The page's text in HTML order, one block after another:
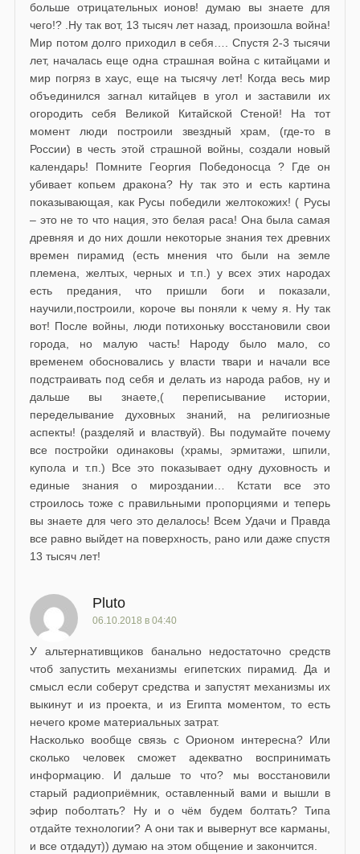
больше отрицательных ионов! думаю вы знаете для
чего!? .Ну так вот, 13 тысяч лет назад, произошла война!
Мир потом долго приходил в себя…. Спустя 2-3 тысячи
лет, началась еще одна страшная война с китайцами и
мир погряз в хаус, еще на тысячу лет! Когда весь мир
объединился загнал китайцев в угол и заставили их
огородить себя Великой Китайской Стеной! На тот
момент люди построили звездный храм, (где-то в
России) в честь этой страшной войны, создали новый
календарь! Помните Георгия Победоносца ? Где он
убивает копьем дракона? Ну так это и есть картина
показывающая, как Русы победили желтокожих! ( Русы
– это не то что нация, это белая раса! Она была самая
древняя и до них дошли некоторые знания тех древних
времен пирамид (есть мнения что были на земле
племена, желтых, черных и т.п.) у всех этих народах
есть предания, что пришли боги и показали,
научили,построили, короче вы поняли к чему я. Ну так
вот! После войны, люди потихоньку восстановили свои
города, но малую часть! Народу было мало, со
временем обосновались у власти твари и начали все
подстраивать под себя и делать из народа рабов, ну и
дальше вы знаете,( переписывание истории,
переделывание духовных знаний, на религиозные
аспекты! (разделяй и властвуй). Вы подумайте почему
все постройки одинаковы (храмы, эрмитажи, шпили,
купола и т.п.) Все это показывает одну духовность и
единые знания о мироздании… Кстати все это
строилось тоже с правильными пропорциями и теперь
вы знаете для чего это делалось! Всем Удачи и Правда
все равно выйдет на поверхность, рано или даже спустя
13 тысяч лет!
Pluto
06.10.2018 в 04:40
У альтернативщиков банально недостаточно средств
чтоб запустить механизмы египетских пирамид. Да и
смысл если соберут средства и запустят механизмы их
выкинут и из проекта, и из Египта моментом, то есть
нечего кроме материальных затрат.
Насколько вообще связь с Орионом интересна? Или
сколько человек сможет адекватно воспринимать
информацию. И дальше то что? мы восстановили
старый радиоприёмник, оставленный вами и вышли в
эфир поболтать? Ну и о чём будем болтать? Типа
отдайте технологии? А они так и вывернут все карманы,
и все отдадут)) думаю на этом общение и закончится.